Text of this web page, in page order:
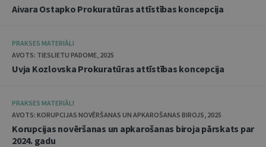
Aivara Ostapko Prokuratūras attīstības koncepcija
PRAKSES MATERIĀLI
AVOTS: TIESLIETU PADOME, 2025
Uvja Kozlovska Prokuratūras attīstības koncepcija
PRAKSES MATERIĀLI
AVOTS: KORUPCIJAS NOVĒRŠANAS UN APKAROŠANAS BIROJS, 2025
Korupcijas novēršanas un apkarošanas biroja pārskats par
2024. gadu